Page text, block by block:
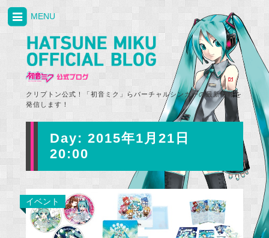
クリプトン公式！「初音ミク」らバーチャルシンガーの最新情報を
発信します！
MENU
Day: 2015年1月21日
20:00
イベント